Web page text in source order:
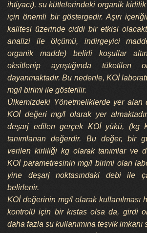
ihtiyacı), su kütlelerindeki organik
için önemli bir göstergedir. Aşırı
kalitesi üzerinde ciddi bir etkisi
analizi ile ölçümü, indirgeyici
organik madde) belirli koşullar
oksitlenip ayrıştığında tüketilen
dayanmaktadır. Bu nedenle, KOİ
mg/l birimi ile gösterilir.
Ülkemizdeki Yönetmeliklerde yer alan
KOİ değeri mg/l olarak yer
deşarj edilen gerçek KOİ yükü, (kg
tanımlanan değerdir. Bu değer, bir
verilen kirliliği kg olarak tanımlar ve
KOİ parametresinin mg/l birimi olan
yine deşarj noktasındaki debi ile
belirlenir.
KOİ değerinin mg/l olarak kullanılması
kontrolü için bir kıstas olsa da, girdi
daha fazla su kullanımına teşvik